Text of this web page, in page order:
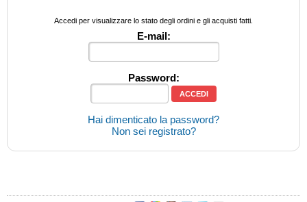
Accedi per visualizzare lo stato degli ordini e gli acquisti fatti.
E-mail:
Password:
Hai dimenticato la password?
Non sei registrato?